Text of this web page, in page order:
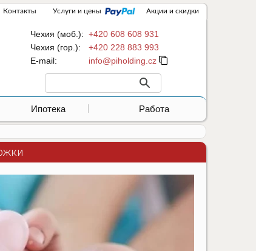
Контакты Услуги и цены Акции и скидки
Чехия (моб.): +420 608 608 931
Чехия (гор.):
+420 228 883 993
Е-mail:
Ипотека Работа